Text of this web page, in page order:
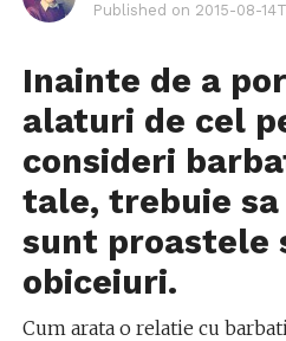
Published on 2015-08-
Inainte de a
alaturi de cel
consideri
tale, trebuie
sunt proastele
obiceiuri.
Cum arata o relatie cu